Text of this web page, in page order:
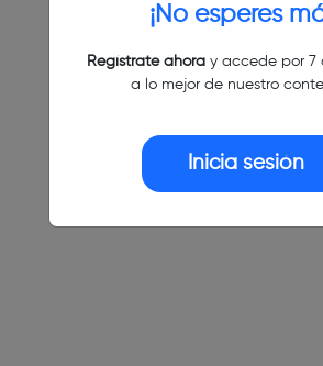
¡No esperes
Regístrate ahoray accede por 7
a lo mejor de nuestro
Inicia sesión